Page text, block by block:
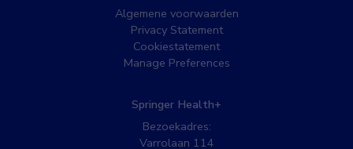
Algemene voorwaarden
Privacy Statement
Cookiestatement
Manage Preferences
Springer Health+
Bezoekadres:
Varrolaan 114